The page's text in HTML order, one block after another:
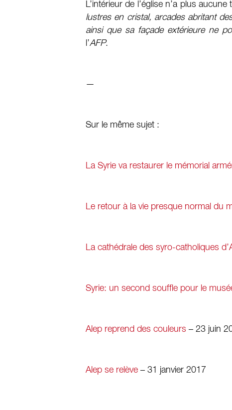
L’intérieur de l’église n’a plus
lustres en cristal, arcades abritant
ainsi que sa façade extérieure ne
l’AFP.
—
Sur le même sujet :
La Syrie va restaurer le mémorial
Le retour à la vie presque normal du
La cathédrale des syro-catholiques
Syrie: un second souffle pour le
Alep reprend des couleurs – 23 juin
Alep se relève – 31 janvier 2017